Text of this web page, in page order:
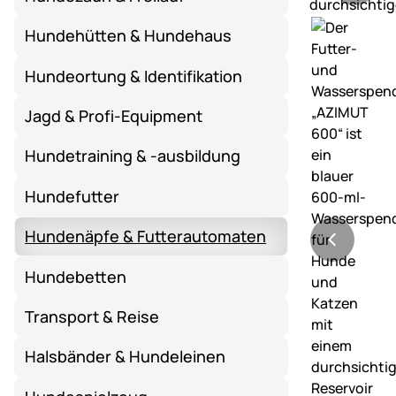
Hundehütten & Hundehaus
Hundeortung & Identifikation
Jagd & Profi-Equipment
Hundetraining & -ausbildung
Hundefutter
Hundenäpfe & Futterautomaten
Hundebetten
Transport & Reise
Halsbänder & Hundeleinen